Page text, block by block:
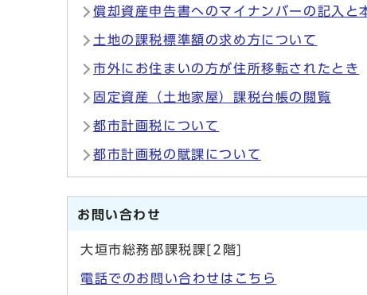
償却資産申告書へのマイナンバーの記入と
土地の課税標準額の求め方について
市外にお住まいの方が住所移転されたとき
固定資産（土地家屋）課税台帳の閲覧
都市計画税について
都市計画税の賦課について
お問い合わせ
大垣市総務部課税課[2階]
電話でのお問い合わせはこちら